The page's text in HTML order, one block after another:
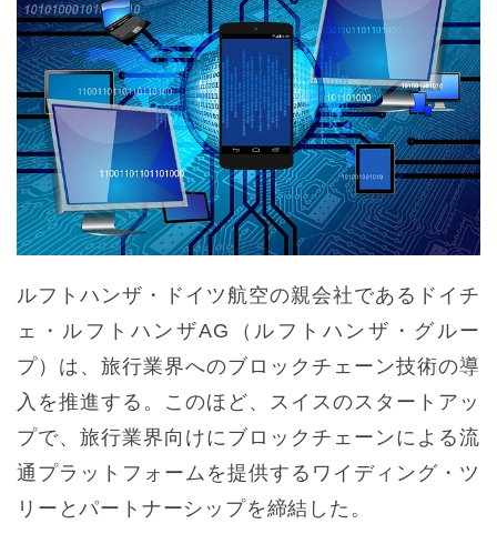
ルフトハンザ・ドイツ航空の親会社であるドイチ
ェ・ルフトハンザAG（ルフトハンザ・グルー
プ）は、旅行業界へのブロックチェーン技術の導
入を推進する。このほど、スイスのスタートアッ
プで、旅行業界向けにブロックチェーンによる流
通プラットフォームを提供するワイディング・ツ
リーとパートナーシップを締結した。